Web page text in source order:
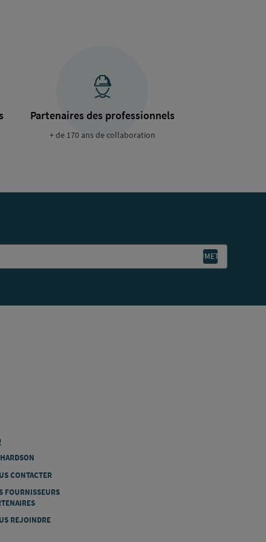
Partenaires des professionnels
+ de 170 ans de collaboration
CONTACTER
FOURNISSEURS
REJOINDRE